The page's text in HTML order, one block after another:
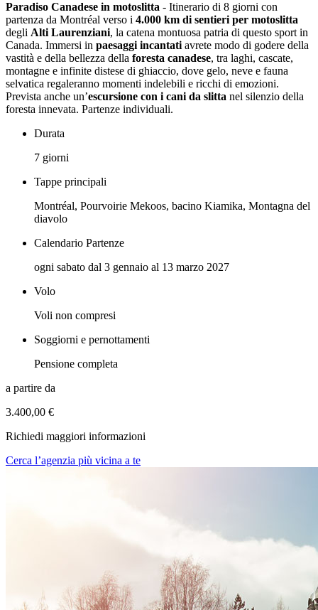
Paradiso Canadese in motoslitta - Itinerario di 8 giorni con
partenza da Montréal verso i 4.000 km di sentieri per motoslitta
degli Alti Laurenziani, la catena montuosa patria di questo sport in
Canada. Immersi in paesaggi incantati avrete modo di godere della
vastità e della bellezza della foresta canadese, tra laghi, cascate,
montagne e infinite distese di ghiaccio, dove gelo, neve e fauna
selvatica regaleranno momenti indelebili e ricchi di emozioni.
Prevista anche un’escursione con i cani da slitta nel silenzio della
foresta innevata. Partenze individuali.
Durata
7 giorni
Tappe principali
Montréal, Pourvoirie Mekoos, bacino Kiamika, Montagna del
diavolo
Calendario Partenze
ogni sabato dal 3 gennaio al 13 marzo 2027
Volo
Voli non compresi
Soggiorni e pernottamenti
Pensione completa
a partire da
3.400,00 €
Richiedi maggiori informazioni
Cerca l’agenzia più vicina a te